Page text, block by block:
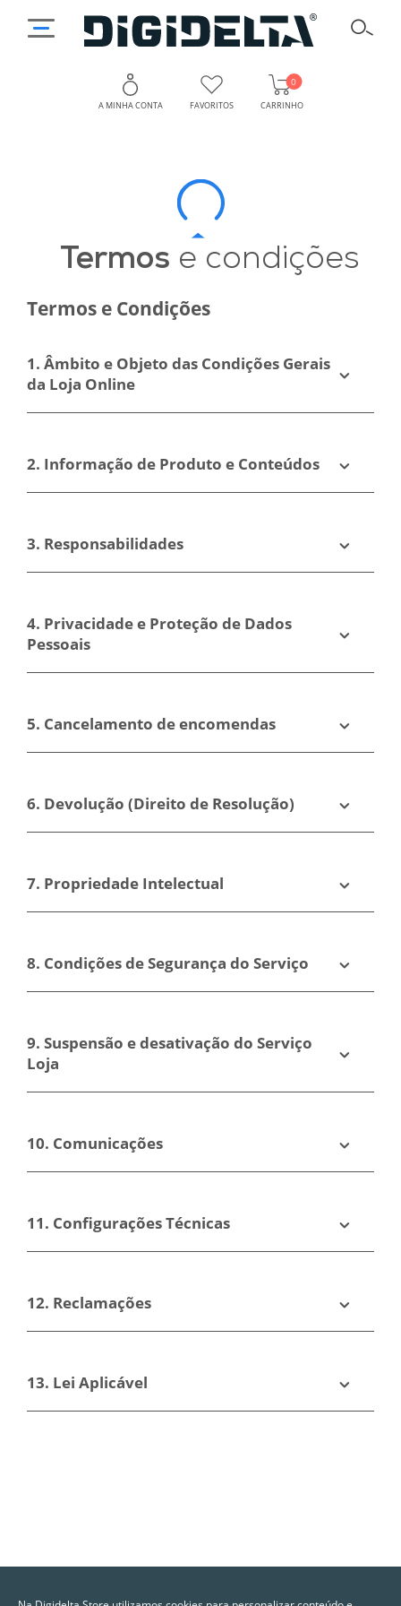
A MINHA CONTA FAVORITOS CARRINHO
0
Termos e condições
Termos e Condições
1. Âmbito e Objeto das Condições Gerais
da Loja Online
2. Informação de Produto e Conteúdos
3. Responsabilidades
4. Privacidade e Proteção de Dados
Pessoais
5. Cancelamento de encomendas
6. Devolução (Direito de Resolução)
7. Propriedade Intelectual
8. Condições de Segurança do Serviço
9. Suspensão e desativação do Serviço
Loja
10. Comunicações
11. Configurações Técnicas
12. Reclamações
13. Lei Aplicável
Condições
Utilização
da
Digidelta
Termos
Digidelta
Store?